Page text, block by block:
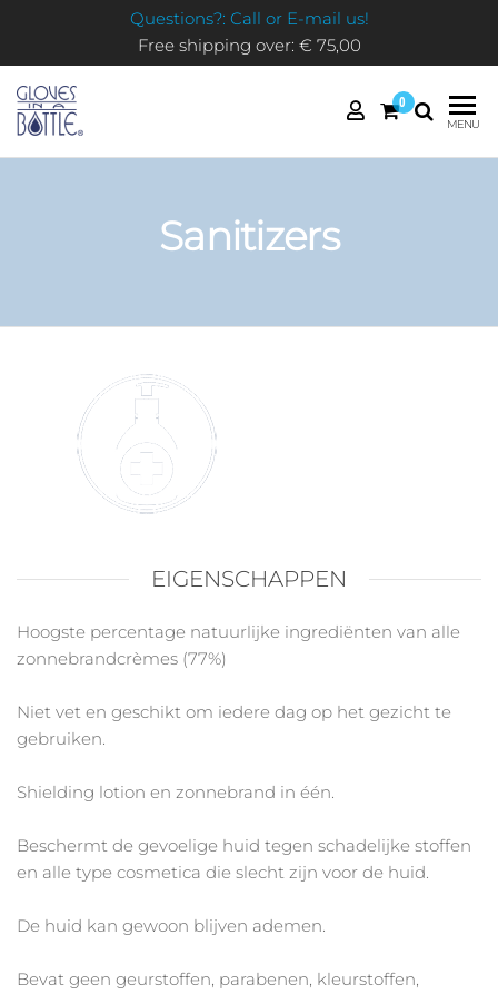
Questions?: Call or E-mail us!
Free shipping over: € 75,00
IN A
0
MENU
Sanitizers
EIGENSCHAPPEN
Hoogste percentage natuurlijke ingrediënten van alle
zonnebrandcrèmes (77%)
Niet vet en geschikt om iedere dag op het gezicht te
gebruiken.
Shielding lotion en zonnebrand in één.
Beschermt de gevoelige huid tegen schadelijke stoffen
en alle type cosmetica die slecht zijn voor de huid.
De huid kan gewoon blijven ademen.
Bevat geen geurstoffen, parabenen, kleurstoffen,